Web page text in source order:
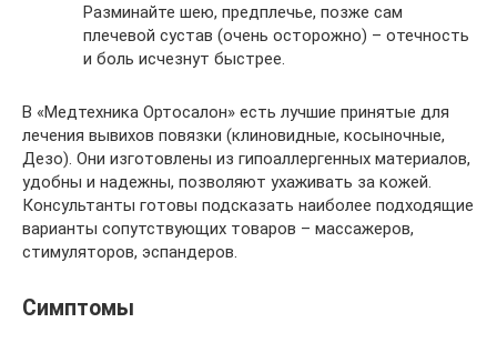
Разминайте шею, предплечье, позже сам
плечевой сустав (очень осторожно) – отечность
и боль исчезнут быстрее.
В «Медтехника Ортосалон» есть лучшие принятые для
лечения вывихов повязки (клиновидные, косыночные,
Дезо). Они изготовлены из гипоаллергенных материалов,
удобны и надежны, позволяют ухаживать за кожей.
Консультанты готовы подсказать наиболее подходящие
варианты сопутствующих товаров – массажеров,
стимуляторов, эспандеров.
Симптомы